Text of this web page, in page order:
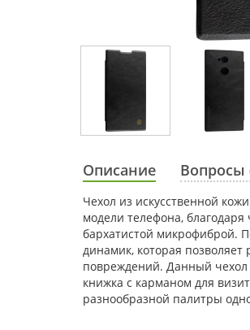
Описание Вопросы
Чехол из искусственной
модели телефона,
бархатистой микрофиброй.
динамик, которая
повреждений. Данный чехол
книжка с карманом для
разнообразной палитры